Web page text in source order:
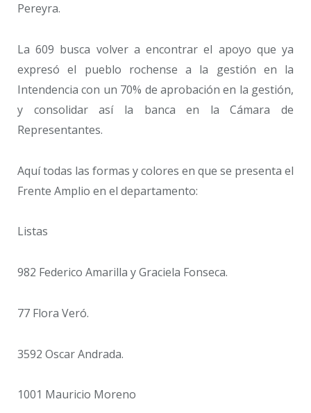
Pereyra.
La 609 busca volver a encontrar el apoyo que ya
expresó el pueblo rochense a la gestión en la
Intendencia con un 70% de aprobación en la gestión,
y consolidar así la banca en la Cámara de
Representantes.
Aquí todas las formas y colores en que se presenta el
Frente Amplio en el departamento:
Listas
982 Federico Amarilla y Graciela Fonseca.
77 Flora Veró.
3592 Oscar Andrada.
1001 Mauricio Moreno